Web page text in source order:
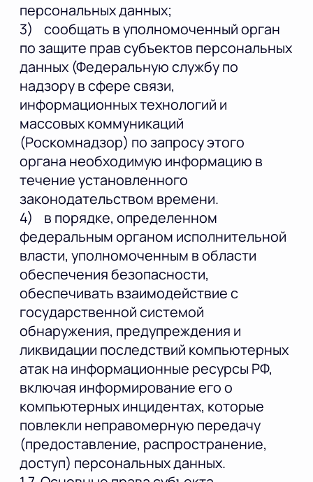
персональных данных;
3) сообщать в уполномоченный орган
по защите прав субъектов персональных
данных (Федеральную службу по
надзору в сфере связи,
информационных технологий и
массовых коммуникаций
(Роскомнадзор) по запросу этого
органа необходимую информацию в
течение установленного
законодательством времени.
4) в порядке, определенном
федеральным органом исполнительной
власти, уполномоченным в области
обеспечения безопасности,
обеспечивать взаимодействие с
государственной системой
обнаружения, предупреждения и
ликвидации последствий компьютерных
атак на информационные ресурсы РФ,
включая информирование его о
компьютерных инцидентах, которые
повлекли неправомерную передачу
(предоставление, распространение,
доступ) персональных данных.